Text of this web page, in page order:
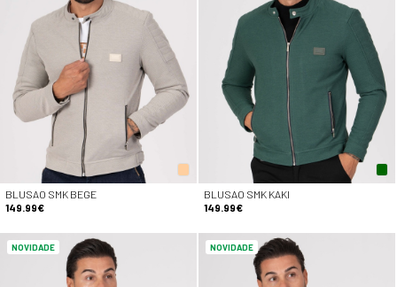
BLUSAO SMK BEGE
149.99€
BLUSAO SMK KAKI
149.99€
NOVIDADE NOVIDADE